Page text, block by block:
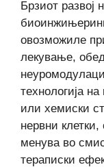
Брзиот развој
овозможиле
лекување,
технологија
или хемиски
нервни
менува во
тераписки